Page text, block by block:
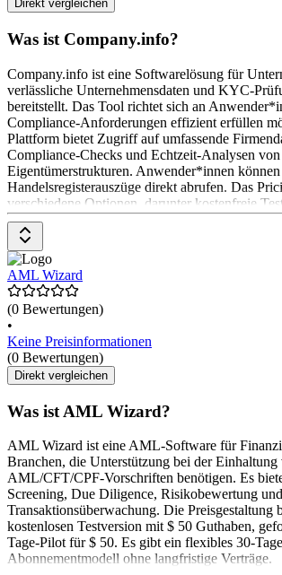
Direkt vergleichen
Was ist Company.info?
Company.info ist eine Softwarelösung für
verlässliche Unternehmensdaten und KYC-
bereitstellt. Das Tool richtet sich an
Compliance-Anforderungen effizient erfüllen
Plattform bietet Zugriff auf umfassende
Compliance-Checks und Echtzeit-Analysen von
Eigentümerstrukturen. Anwender*innen
Handelsregisterauszüge direkt abrufen. Das
verschiedene Optionen, darunter kostenfreie
AML Wizard
(0 Bewertungen)
•
Keine Preisinformationen
(0 Bewertungen)
Direkt vergleichen
Was ist AML Wizard?
AML Wizard ist eine AML-Software für
Branchen, die Unterstützung bei der Einhaltung
AML/CFT/CPF-Vorschriften benötigen. Es
Screening, Due Diligence, Risikobewertung und
Transaktionsüberwachung. Die Preisgestaltung
kostenlosen Testversion mit $ 50 Guthaben,
Tage-Pilot für $ 50. Es gibt ein flexibles 30-
Abonnementmodell ohne langfristige Verträge.